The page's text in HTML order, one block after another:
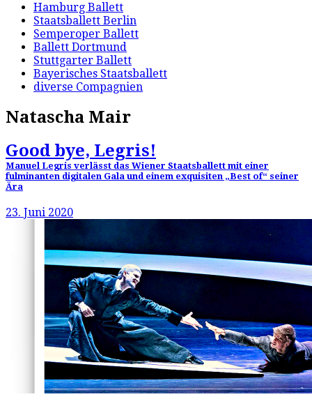
Hamburg Ballett
Staatsballett Berlin
Semperoper Ballett
Ballett Dortmund
Stuttgarter Ballett
Bayerisches Staatsballett
diverse Compagnien
Natascha Mair
Good bye, Legris!
Manuel Legris verlässt das Wiener Staatsballett mit einer
fulminanten digitalen Gala und einem exquisiten „Best of“ seiner
Ära
23. Juni 2020